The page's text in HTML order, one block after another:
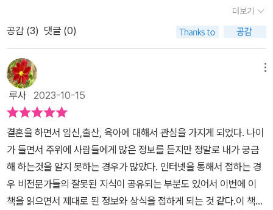
자가 임상 진료와 인터넷 상담, 방송 출연 등을 통해 알게 된, 이 시대
의 임신부들이 가장 궁금해하는 것과 꼭 알아야 하는 것을 모두 담았
인터넷을 헤매도 혼란스럽기만 할 때, 이 책이 가장 믿음직하고 신뢰
할 수 있는 완벽한 가이드가 된다. 임신 중인 아내와 태아를 위한 예비
아빠의 지침서 태아와 아내의 건강과 순산을 위해서는 남편의 역할이
중요하다. 이 책은 특별히 ‘아빠의 관심’ 편을 따로 구성했다. 임신 중
아내에게 더 잘해야 하는 이유, 좋은 남편이 되는 방법, 진통과 출산
중 남편이 할 수 있는 일 등 아내와 태아를 위해 남편이 해야 할 것들
을 차근차근 알려준다. 초보 엄마를 위한 0~12개월 아기 돌보기 기
본 지식과 테크닉 갓 출산을 한 초보 엄마는 모유수유에서부터 안아
주고 놀아주고 목욕시키는 등의 일상적인 육아가 어렵게 느껴진다.
까?”라는 페이지에서 그 분야에 대한 지식을 얼마나 알고 있는지 알
아보는 문제가 나오는데이것만 봐도 이 챕터의 내용을 어느 정도 알
서는 아이들간의 터울, 체중관리, 철분제 복용법, 출산 시간, 모유수유
등의사가 알려주고 싶은 말들을 적어놓고 있는데요.첫아이가 두 돌이
다 돼가고 있어 슬슬 둘째를 언제 가질지에 대해 신랑과 의논하고 있
었는데많은 참고가 되는 글이었어요.저는 막연히 3살 터울로 낳고 싶
다 생각하고 있었는데, 실제로 3,4년 터울이 엄마 몸에도, 아이 건강
에도 좋다고 하네요.가장 이상적인 터울이 큰 아이가 24개월이 지나
서 임신하는 것인데, 임신중에 엄마의 몸에서태아를 위한 영양분이
많이 빠져나가기 때문이라고 해요.출산 후 몸의 엽산이 다시 정상 수
치로 돌아오는 데 1년이 걸리고, 오메가 3도 태아에게 많이 건너가버
보를 수집한다.그래서 잘못된 지식이나 오해를 하고 있는 부분들이
많다.과장된 태교법이나 우리나라 실정에 맞지 않는 번역서도 많다고
한다.행복한 임신 기간을 보내고 건강하게 아이를 낳는 것은 모든 임
신부의 바람이다.열 달 동안 해야 할 일은 자신의 건강을 위해 노력해
야 한다.잘 먹고 잘 쉬고 열심히 운동하면 배 속 아기는 당연히 건강해
진다.좋은 습관이 출산 후에도 유지된다면 앞으로의 삶이 더욱 여유
로워진다.엄마나 내친구는 출산 후 건강관리를 잘 못해서 말라깽이들
이다가 비만녀들이 되었다.정보도 없었지만 관리도 안 했던 것이다.
출산에 대한 정확한 지식을 가져야 한다.모르면 두렵다.나도 성지식
이나 성경험이 전혀 없으니까 그 공포나 두려움이 장난이 아니었다.
책이나 인터넷을 찾으면서 공부를 하니까 지금은 덜 무섭다.​​​​​​​​​​​​​​​요즘에는
무통분만으로 고통 없이 안전하게 아이를 낳을 수 있으며 가족분만실
더보기
공감 (3) 댓글 (0)
루사 2023-10-15
결혼을 하면서 임신,출산, 육아에 대해서 관심을 가지게 되었다. 나이
가 들면서 주위에 사람들에게 많은 정보를 듣지만 정말로 내가 궁금
해 하는것을 알지 못하는 경우가 많았다. 인터넷을 통해서 접하는 경
우 비전문가들의 잘못된 지식이 공유되는 부분도 있어서 이번에 이
책을 읽으면서 제대로 된 정보와 상식을 접하게 되는 것 같다.​이 책은